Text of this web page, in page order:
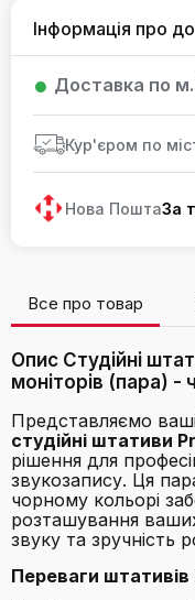
Інформація про
Доставка по м.
Кур'єром по
Нова ПоштаЗа
Все про товар
Опис Студійні
моніторів (пара) -
Представляємо
студійні штативи
рішення для
звукозапису. Ця
чорному кольорі
розташування
звуку та зручність
Переваги штативів